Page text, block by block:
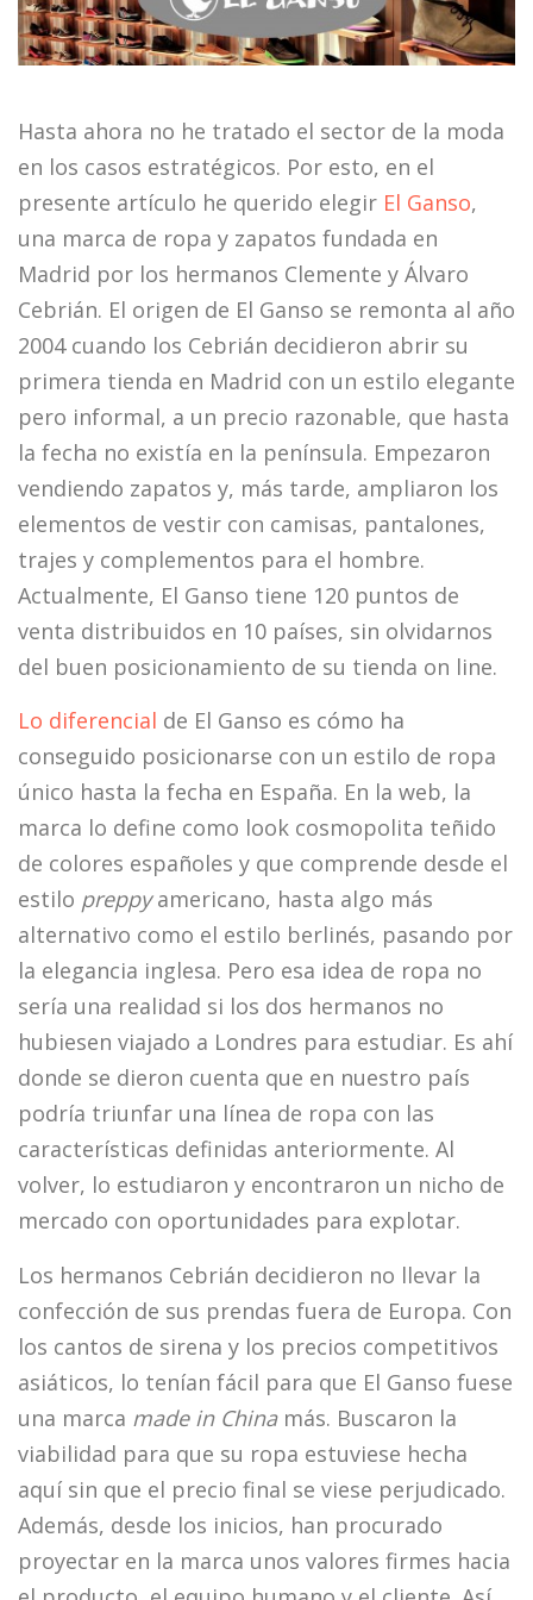
Hasta ahora no he tratado el sector de la moda
en los casos estratégicos. Por esto, en el
presente artículo he querido elegir El Ganso,
una marca de ropa y zapatos fundada en
Madrid por los hermanos Clemente y Álvaro
Cebrián. El origen de El Ganso se remonta al año
2004 cuando los Cebrián decidieron abrir su
primera tienda en Madrid con un estilo elegante
pero informal, a un precio razonable, que hasta
la fecha no existía en la península. Empezaron
vendiendo zapatos y, más tarde, ampliaron los
elementos de vestir con camisas, pantalones,
trajes y complementos para el hombre.
Actualmente, El Ganso tiene 120 puntos de
venta distribuidos en 10 países, sin olvidarnos
del buen posicionamiento de su tienda on line.
Lo diferencial de El Ganso es cómo ha
conseguido posicionarse con un estilo de ropa
único hasta la fecha en España. En la web, la
marca lo define como look cosmopolita teñido
de colores españoles y que comprende desde el
estilo preppyamericano, hasta algo más
alternativo como el estilo berlinés, pasando por
la elegancia inglesa. Pero esa idea de ropa no
sería una realidad si los dos hermanos no
hubiesen viajado a Londres para estudiar. Es ahí
donde se dieron cuenta que en nuestro país
podría triunfar una línea de ropa con las
características definidas anteriormente. Al
volver, lo estudiaron y encontraron un nicho de
mercado con oportunidades para explotar.
Los hermanos Cebrián decidieron no llevar la
confección de sus prendas fuera de Europa. Con
los cantos de sirena y los precios competitivos
asiáticos, lo tenían fácil para que El Ganso fuese
una marca made in China más. Buscaron la
viabilidad para que su ropa estuviese hecha
aquí sin que el precio final se viese perjudicado.
Además, desde los inicios, han procurado
proyectar en la marca unos valores firmes hacia